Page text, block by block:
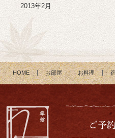
2013年2月
HOME お部屋 お料理